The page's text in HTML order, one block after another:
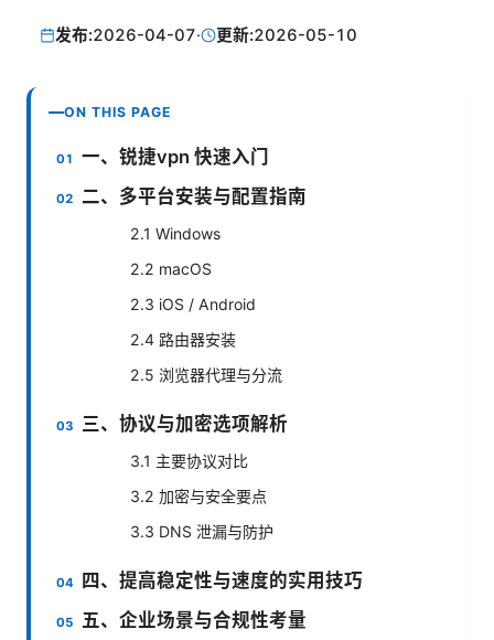
发布:2026-04-07· 更新:2026-05-10
ON THIS PAGE
一、锐捷vpn 快速入门
二、多平台安装与配置指南
2.1 Windows
2.2 macOS
2.3 iOS / Android
2.4 路由器安装
2.5 浏览器代理与分流
三、协议与加密选项解析
3.1 主要协议对比
3.2 加密与安全要点
3.3 DNS 泄漏与防护
四、提高稳定性与速度的实用技巧
五、企业场景与合规性考量